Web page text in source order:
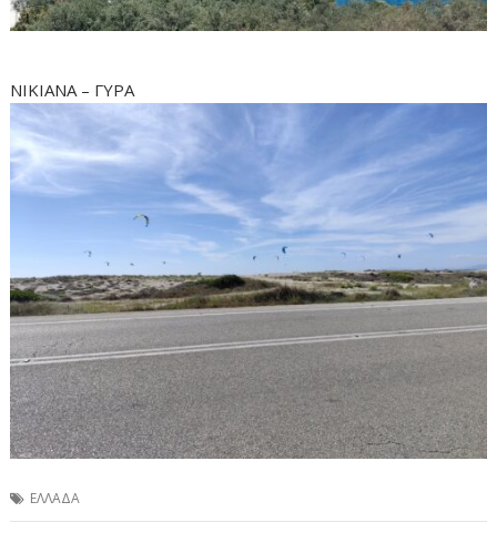
ΝΙΚΙΑΝΑ – ΓΥΡΑ
ΕΛΛΑΔΑ